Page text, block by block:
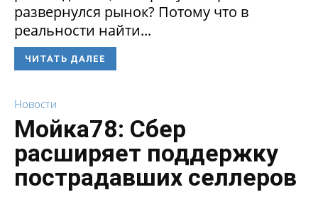
развернулся рынок? Потому что в
реальности найти...
ЧИТАТЬ ДАЛЕЕ
Новости
Мойка78: Сбер
расширяет поддержку
пострадавших селлеров